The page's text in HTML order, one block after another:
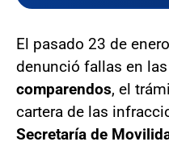
El pasado 23 de
denunció fallas en las
comparendos, el
cartera de las
Secretaría de